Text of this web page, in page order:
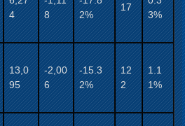
4
8
2%
17
3%
13,0
95
-2,00
6
-15.3
2%
12
2
1.1
1%